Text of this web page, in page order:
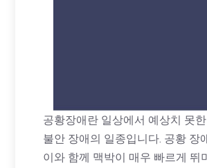
공황장애란 일상에서 예상치 못
불안 장애의 일종입니다. 공황 장
이와 함께 맥박이 매우 빠르게 뛰